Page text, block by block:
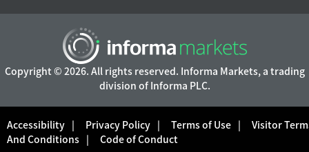
Copyright © 2026. All rights reserved. Informa Markets, a trading
division of Informa PLC.
Accessibility Privacy Policy Terms of Use
Visitor
And Conditions
Code of Conduct